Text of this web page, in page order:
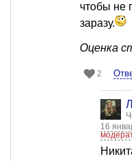
чтобы не
заразу.
Оценка
2
16